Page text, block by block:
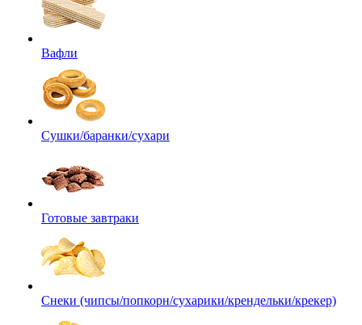
Вафли
Сушки/баранки/сухари
Готовые завтраки
Снеки (чипсы/попкорн/сухарики/крендельки/крекер)